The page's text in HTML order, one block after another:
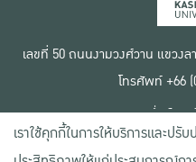
เลขที่ 50 ถนนงามวงศ์วาน แขวง
โทรศัพท์ +66
เงื่อนไขกา
ข้อตกลงด้
นโยบายคว
เราใช้คุกกี้ในการให้บริการและปรั